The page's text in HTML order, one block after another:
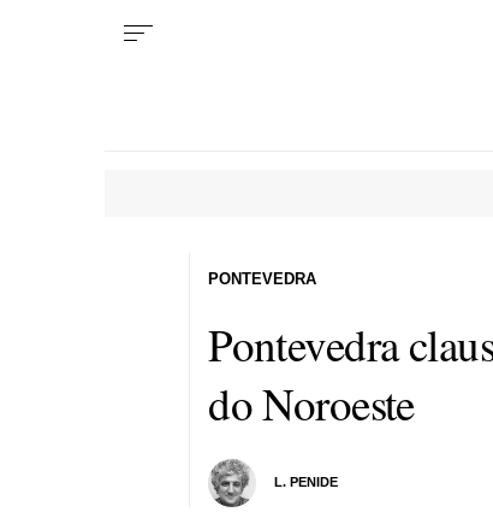
Pontevedra
do Noroeste
L. PENIDE
PONTEVEDRA